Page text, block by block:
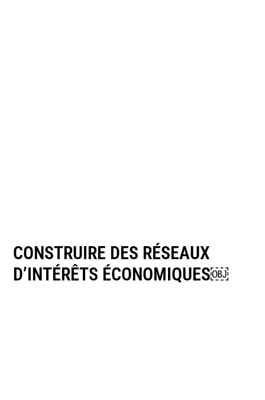
CONSTRUIRE DES RÉSEAUX
D’INTÉRÊTS ÉCONOMIQUES￼